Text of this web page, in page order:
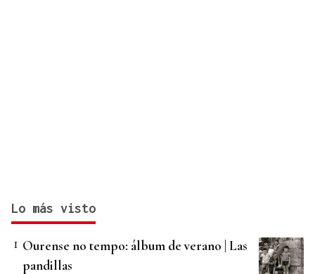
Lo más visto
Ourense no tempo: álbum de verano | Las
pandillas